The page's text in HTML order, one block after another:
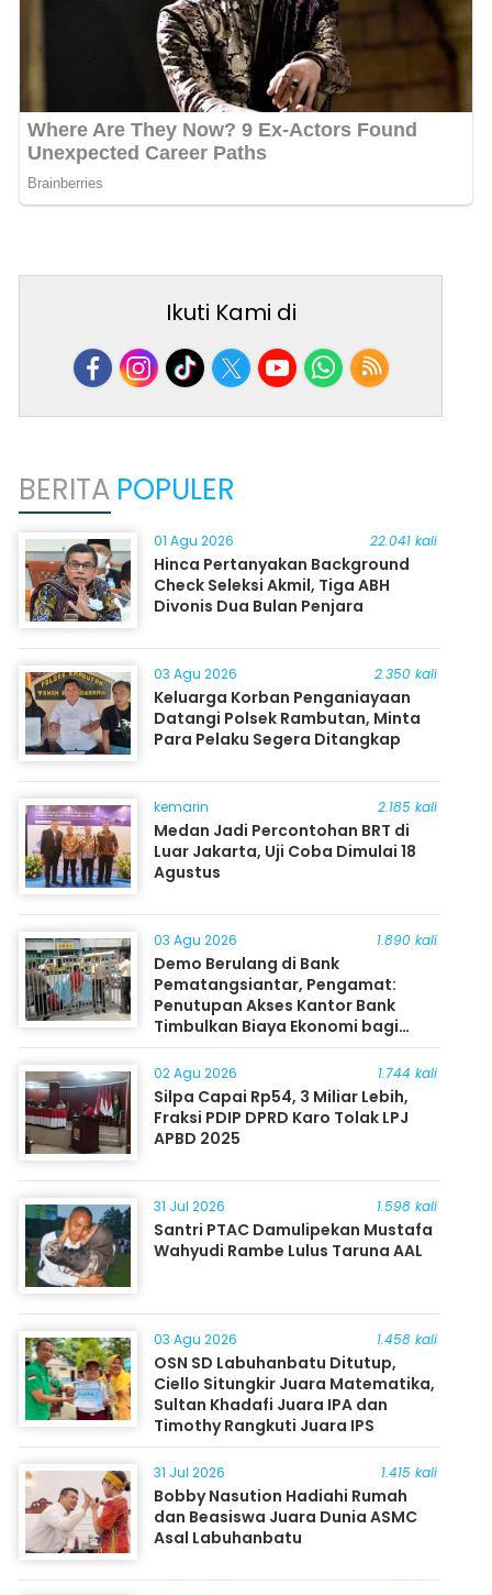
Ikuti Kami di
BERITA POPULER
01 Agu 2026 22.041 kali
Hinca Pertanyakan Background
Check Seleksi Akmil, Tiga ABH
Divonis Dua Bulan Penjara
03 Agu 2026 2.350 kali
Keluarga Korban Penganiayaan
Datangi Polsek Rambutan, Minta
Para Pelaku Segera Ditangkap
kemarin 2.185 kali
Medan Jadi Percontohan BRT di
Luar Jakarta, Uji Coba Dimulai 18
Agustus
03 Agu 2026 1.890 kali
Demo Berulang di Bank
Pematangsiantar, Pengamat:
Penutupan Akses Kantor Bank
Timbulkan Biaya Ekonomi bagi
Masyarakat
02 Agu 2026 1.744 kali
Silpa Capai Rp54, 3 Miliar Lebih,
Fraksi PDIP DPRD Karo Tolak LPJ
APBD 2025
31 Jul 2026 1.598 kali
Santri PTAC Damulipekan Mustafa
Wahyudi Rambe Lulus Taruna AAL
03 Agu 2026 1.458 kali
OSN SD Labuhanbatu Ditutup,
Ciello Situngkir Juara Matematika,
Sultan Khadafi Juara IPA dan
Timothy Rangkuti Juara IPS
31 Jul 2026 1.415 kali
Bobby Nasution Hadiahi Rumah
dan Beasiswa Juara Dunia ASMC
Asal Labuhanbatu